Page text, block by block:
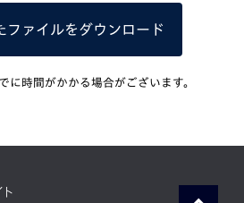
ファイルをダウンロード
に時間がかかる場合がございます。